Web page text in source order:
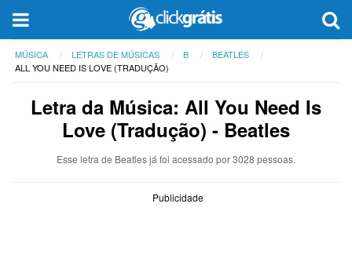
MÚSICA LETRAS DE MÚSICAS B
BEATLES
ALL YOU NEED IS LOVE (TRADUÇÃO)
Letra da Música: All You Need Is
Love (Tradução) - Beatles
Esse letra de Beatles já foi acessado por 3028 pessoas.
Publicidade